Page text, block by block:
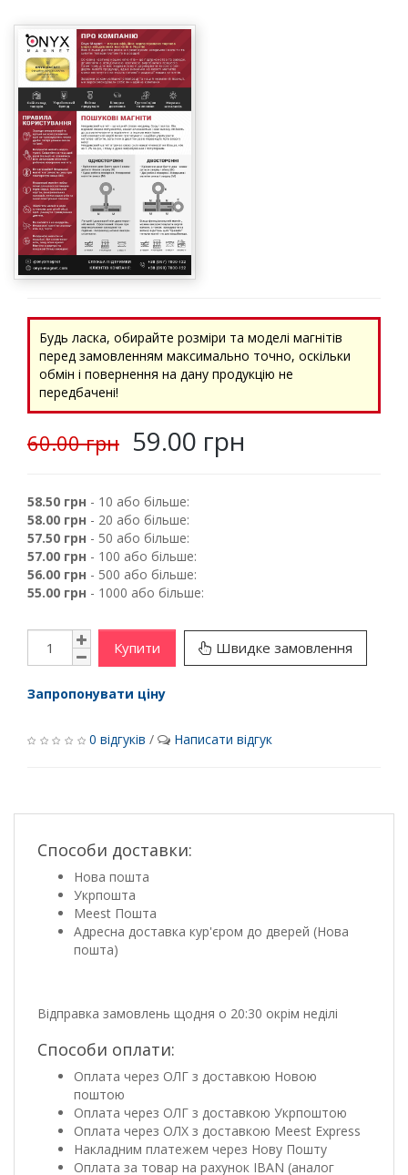
Будь ласка, обирайте розміри та моделі магнітів
перед замовленням максимально точно, оскільки
обмін і повернення на дану продукцію не
передбачені!
60.00 грн 59.00 грн
58.50 грн - 10 або більше:
58.00 грн - 20 або більше:
57.50 грн - 50 або більше:
57.00 грн - 100 або більше:
56.00 грн - 500 або більше:
55.00 грн - 1000 або більше:
Купити Швидке замовлення
Запропонувати ціну
0 відгуків / Написати відгук
Способи доставки:
Нова пошта
Укрпошта
Meest Пошта
Адресна доставка кур'єром до дверей (Нова
пошта)
Відправка замовлень щодня о 20:30 окрім неділі
Способи оплати:
Оплата через ОЛГ з доставкою Новою
поштою
Оплата через ОЛГ з доставкою Укрпоштою
Оплата через ОЛХ з доставкою Meest Express
Накладним платежем через Нову Пошту
Оплата за товар на рахунок IBAN (аналог